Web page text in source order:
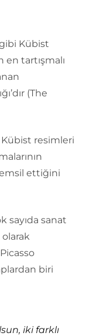
Kübist
en tartışmalı
(The
Kübist resimleri
ettiğini
sayıda sanat
olarak
biri
iki farklı